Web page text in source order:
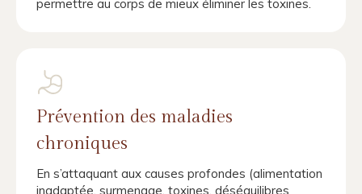
permettre au corps de mieux éliminer les toxines.
Prévention des maladies
chroniques
En s’attaquant aux causes profondes (alimentation
inadaptée, surmenage, toxines, déséquilibres